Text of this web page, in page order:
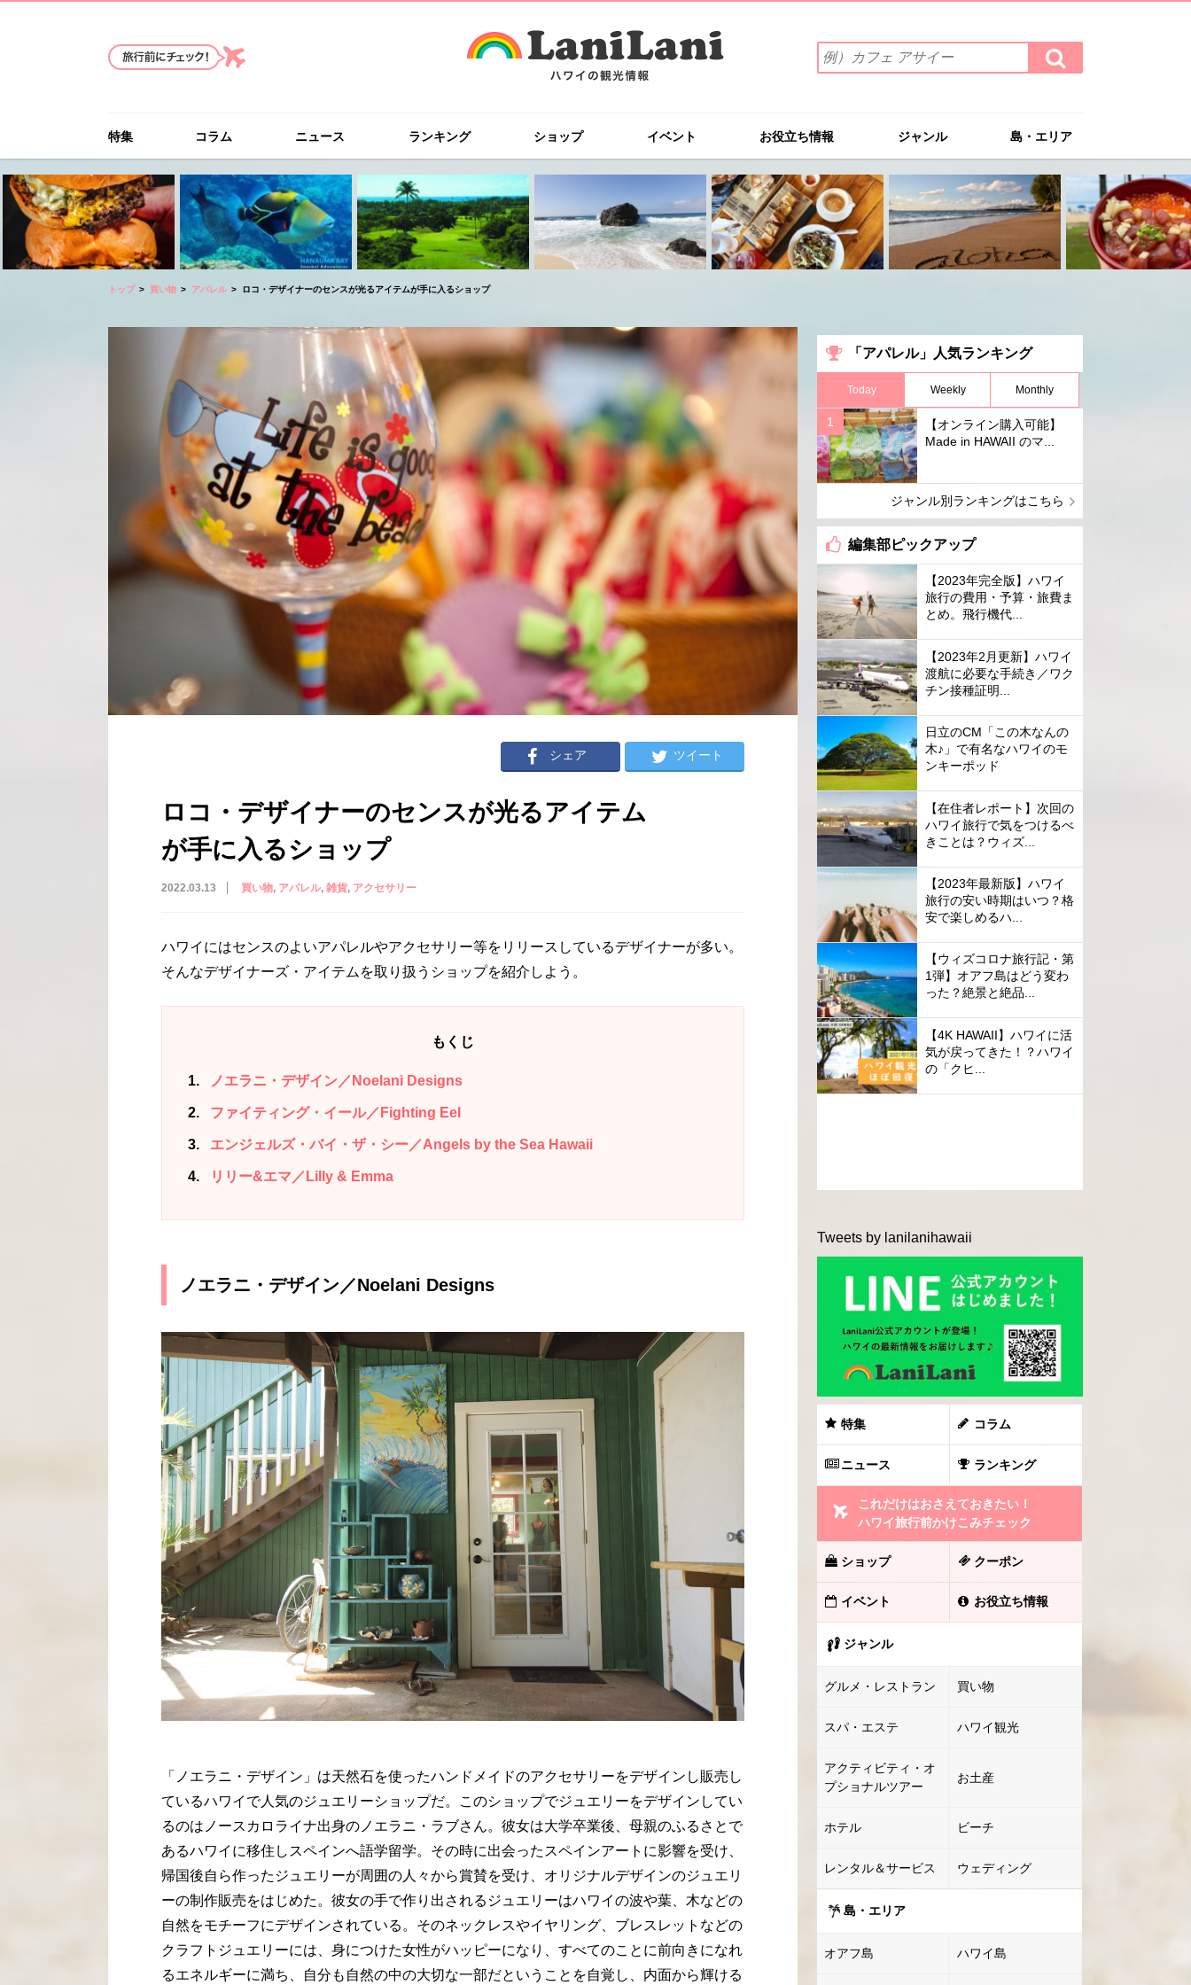
索
ワ
を
入
力
(例）
カ
フ
ェ
イ
ー
検
索
す
特集 コラム ニュース ランキング ショップ イベント お役立ち情報 ジャンル 島・エリア
トップ 買い物 アパレル ロコ・デザイナーのセンスが光るアイテムが手に入るショップ
シェア ツイート
ロコ・デザイナーのセンスが光るアイテム
が手に入るショップ
2022.03.13 買い物 アパレル 雑貨 アクセサリー
ハワイにはセンスのよいアパレルやアクセサリー等をリリースしているデザイナーが多い。
そんなデザイナーズ・アイテムを取り扱うショップを紹介しよう。
もくじ
1 ノエラニ・デザイン／Noelani Designs
2 ファイティング・イール／Fighting Eel
3 エンジェルズ・バイ・ザ・シー／Angels by the Sea Hawaii
4 リリー&エマ／Lilly & Emma
ノエラニ・デザイン／Noelani Designs
「ノエラニ・デザイン」は天然石を使ったハンドメイドのアクセサリーをデザインし販売し
ているハワイで人気のジュエリーショップだ。このショップでジュエリーをデザインしてい
るのはノースカロライナ出身のノエラニ・ラブさん。彼女は大学卒業後、母親のふるさとで
あるハワイに移住しスペインへ語学留学。その時に出会ったスペインアートに影響を受け、
帰国後自ら作ったジュエリーが周囲の人々から賞賛を受け、オリジナルデザインのジュエリ
ーの制作販売をはじめた。彼女の手で作り出されるジュエリーはハワイの波や葉、木などの
自然をモチーフにデザインされている。そのネックレスやイヤリング、ブレスレットなどの
クラフトジュエリーには、身につけた女性がハッピーになり、すべてのことに前向きになれ
るエネルギーに満ち、自分も自然の中の大切な一部だということを自覚し、内面から輝ける
「アパレル」人気ランキング
Today Weekly Monthly
【オンライン購入可能】
Made in HAWAII のマ...
ジャンル別ランキングはこちら
編集部ピックアップ
【2023年完全版】ハワイ
旅行の費用・予算・旅費ま
とめ。飛行機代...
【2023年2月更新】ハワイ
渡航に必要な手続き／ワク
チン接種証明...
日立のCM「この木なんの
木♪」で有名なハワイのモ
ンキーポッド
【在住者レポート】次回の
ハワイ旅行で気をつけるべ
きことは？ウィズ...
【2023年最新版】ハワイ
旅行の安い時期はいつ？格
安で楽しめるハ...
【ウィズコロナ旅行記・第
1弾】オアフ島はどう変わ
った？絶景と絶品...
【4K HAWAII】ハワイに活
気が戻ってきた！？ハワイ
の「クヒ...
Tweets by lanilanihawaii
特集 コラム
ニュース ランキング
これだけはおさえておきたい！
ハワイ旅行前かけこみチェック
ショップ クーポン
イベント お役立ち情報
ジャンル
グルメ・レストラン 買い物
スパ・エステ ハワイ観光
アクティビティ・オ
プショナルツアー
お土産
ホテル ビーチ
レンタル＆サービス ウェディング
島・エリア
オアフ島 ハワイ島